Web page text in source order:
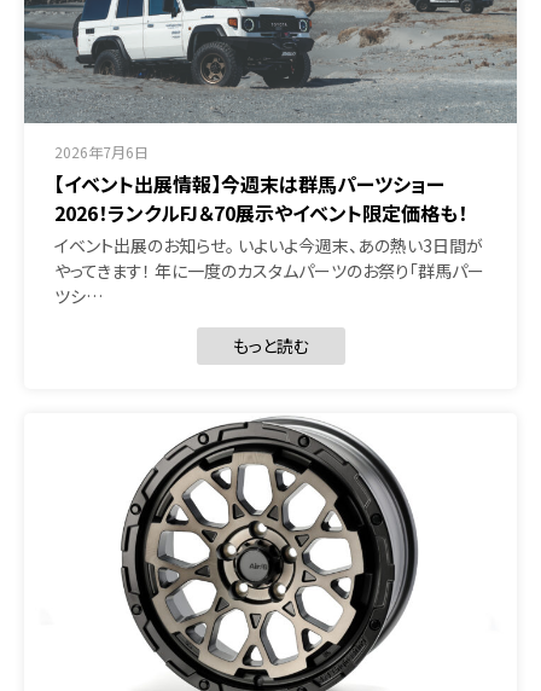
2026年7月6日
【イベント出展情報】今週末は群馬パーツショー
2026！ランクルFJ＆70展示やイベント限定価格も！
イベント出展のお知らせ。 いよいよ今週末、あの熱い3日間が
やってきます！ 年に一度のカスタムパーツのお祭り「群馬パー
ツシ…
もっと読む